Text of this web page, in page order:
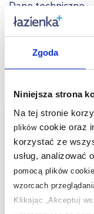
Zgoda
Niniejsza strona
Na tej stronie
plikówcookie oraz
korzystać ze
usług, analizować
pomocą plików
wzorcach
Klikając „Akceptuj
Dane techniczne
Produkty z serii:
Produkty
multirabaty